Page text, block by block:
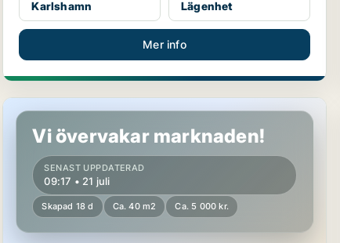
Karlshamn
Lägenhet
Mer info
Lägenhet i Karlshamn
Vi övervakar marknaden!
SENAST UPPDATERAD
09:17 • 21 juli
Skapad 18 d Ca. 40 m2 Ca. 5 000 kr.